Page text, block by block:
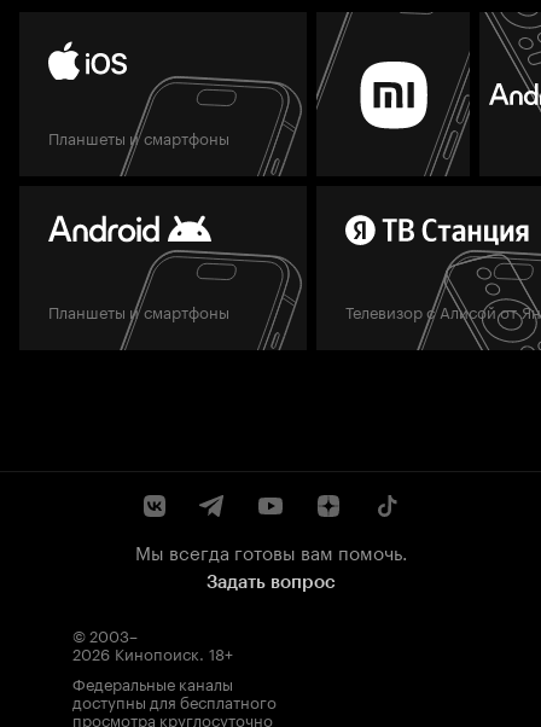
Планшеты и смартфоны
Планшеты и смартфоны Телевизор с Алисой от
Мы всегда готовы вам помочь.
Задать вопрос
© 2003–
2026 Кинопоиск. 18+
Федеральные каналы
доступны для бесплатного
просмотра круглосуточно